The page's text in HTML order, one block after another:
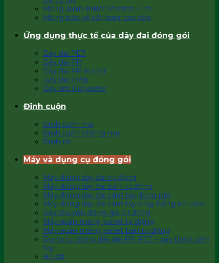
Màng quấn Pallet Stretch Film
Màng bảo vệ cắt laser cao cấp
Ứng dụng thực tế của dây đai đóng gói
Dây đai PET
Dây đai PP
Dây đai PP in chữ
Dây đai thép
Dây dệt Polyester
Đinh cuộn
Đinh cuộn mạ
Đinh cuộn không mạ
Đinh rời
Máy và dụng cụ đóng gói
Máy đóng dây đai tự động
Máy đóng dây đai bán tự động
Máy đóng dây đai cầm tay dùng pin
Máy đóng dây đai cầm tay chạy bằng khí nén
Dây chuyền đóng gói tự động
Máy quấn màng pallet tự động
Máy quấn màng pallet bán tự động
Dụng cụ đóng dây đai PP, PET – dây thép cầm
tay
Bọ sắt